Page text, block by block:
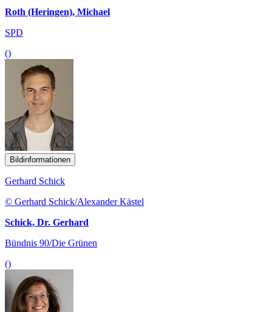
Roth (Heringen), Michael
SPD
()
Bildinformationen
Gerhard Schick
© Gerhard Schick/Alexander Kästel
Schick, Dr. Gerhard
Bündnis 90/Die Grünen
()